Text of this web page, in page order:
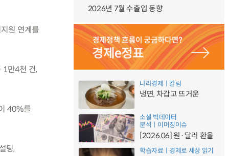
원 연계를
1만4천 건,
40%를
팅,
2026년 7월 수출입 동향
나라경제ㅣ칼럼
냉면, 차갑고 뜨거운
소셜 빅데이터
분석ㅣ이머징이슈
[2026.06] 원·달러 환율
학습자료ㅣ경제로 세상 읽기